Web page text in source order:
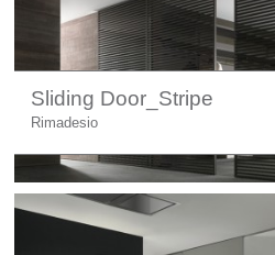
Sliding Door_Stripe
Rimadesio